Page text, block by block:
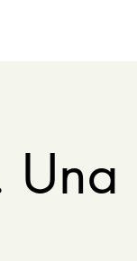
Una